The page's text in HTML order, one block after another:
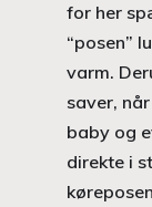
for her
“posen”
varm.
saver,
baby og
direkte i